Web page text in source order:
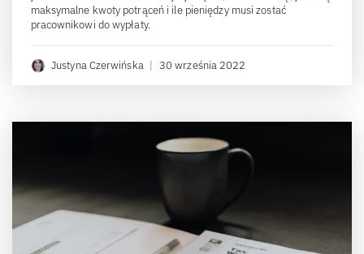
maksymalne kwoty potrąceń i ile pieniędzy musi zostać
pracownikowi do wypłaty.
Justyna Czerwińska | 30 września 2022